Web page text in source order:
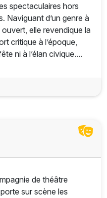
spectaculaires hors
Naviguant d’un genre à
ouvert, elle revendique la
critique à l’époque,
ni à l’élan civique....
de théâtre
sur scène les